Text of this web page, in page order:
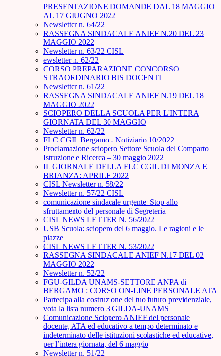
PRESENTAZIONE DOMANDE DAL 18 MAGGIO
AL 17 GIUGNO 2022
Newsletter n. 64/22
RASSEGNA SINDACALE ANIEF N.20 DEL 23
MAGGIO 2022
Newsletter n. 63/22 CISL
ewsletter n. 62/22
CORSO PREPARAZIONE CONCORSO
STRAORDINARIO BIS DOCENTI
Newsletter n. 61/22
RASSEGNA SINDACALE ANIEF N.19 DEL 18
MAGGIO 2022
SCIOPERO DELLA SCUOLA PER L'INTERA
GIORNATA DEL 30 MAGGIO
Newsletter n. 62/22
FLC CGIL Bergamo - Notiziario 10/2022
Proclamazione sciopero Settore Scuola del Comparto
Istruzione e Ricerca – 30 maggio 2022
IL GIORNALE DELLA FLC CGIL DI MONZA E
BRIANZA: APRILE 2022
CISL Newsletter n. 58/22
Newsletter n. 57/22 CISL
comunicazione sindacale urgente: Stop allo
sfruttamento del personale di Segreteria
CISL NEWS LETTER N. 56/2022
USB Scuola: sciopero del 6 maggio. Le ragioni e le
piazze
CISL NEWS LETTER N. 53/2022
RASSEGNA SINDACALE ANIEF N.17 DEL 02
MAGGIO 2022
Newsletter n. 52/22
FGU-GILDA UNAMS-SETTORE ANPA di
BERGAMO : CORSO ON-LINE PERSONALE ATA
Partecipa alla costruzione del tuo futuro previdenziale,
vota la lista numero 3 GILDA-UNAMS
Comunicazione Sciopero ANIEF del personale
docente, ATA ed educativo a tempo determinato e
indeterminato delle istituzioni scolastiche ed educative,
per l’intera giornata, del 6 maggio
Newsletter n. 51/22